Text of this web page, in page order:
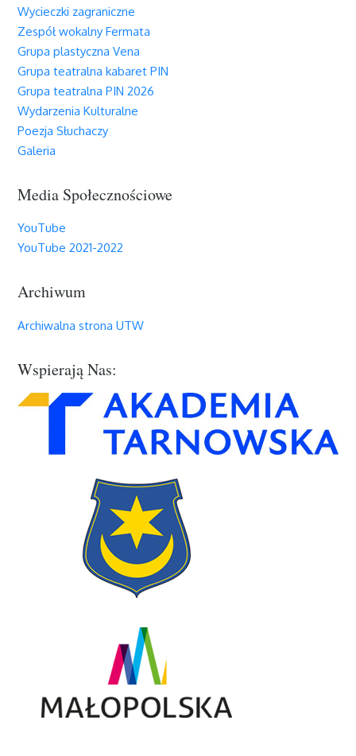
Wycieczki zagraniczne
Zespół wokalny Fermata
Grupa plastyczna Vena
Grupa teatralna kabaret PIN
Grupa teatralna PIN 2026
Wydarzenia Kulturalne
Poezja Słuchaczy
Galeria
Media Społecznościowe
YouTube
YouTube 2021-2022
Archiwum
Archiwalna strona UTW
Wspierają Nas: